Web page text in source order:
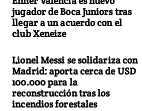
jugador de Boca Juniors tras
llegar a un acuerdo con el
club Xeneize
Lionel Messi se solidariza con
Madrid: aporta cerca de USD
100.000 para la
reconstrucción tras los
incendios forestales